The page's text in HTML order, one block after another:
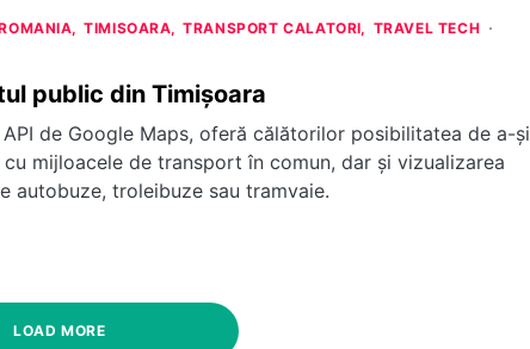
TIMISOARA TRANSPORT CALATORI
TRAVEL TECH
public din Timişoara
de Google Maps, oferă călătorilor posibilitatea de a-și
mijloacele de transport în comun, dar şi vizualizarea
autobuze, troleibuze sau tramvaie.
LOAD MORE